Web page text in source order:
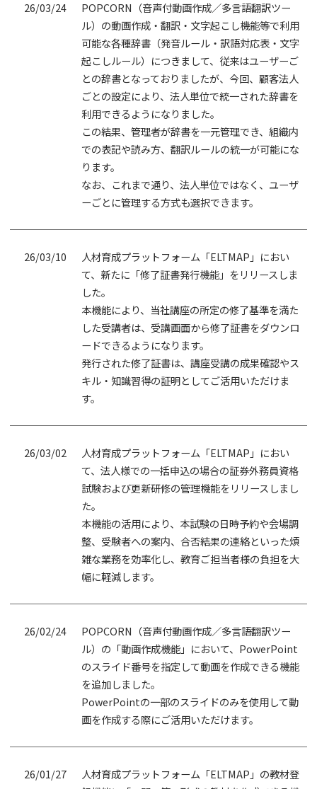
26/03/24
POPCORN（音声付動画作成／多言語翻訳ツー
ル）の動画作成・翻訳・文字起こし機能等で利用
可能な各種辞書（発音ルール・訳語対応表・文字
起こしルール）につきまして、従来はユーザーご
との辞書となっておりましたが、今回、顧客法人
ごとの設定により、法人単位で統一された辞書を
利用できるようになりました。
この結果、管理者が辞書を一元管理でき、組織内
での表記や読み方、翻訳ルールの統一が可能にな
ります。
なお、これまで通り、法人単位ではなく、ユーザ
ーごとに管理する方式も選択できます。
26/03/10
人材育成プラットフォーム「ELTMAP」におい
て、新たに「修了証書発行機能」をリリースしま
した。
本機能により、当社講座の所定の修了基準を満た
した受講者は、受講画面から修了証書をダウンロ
ードできるようになります。
発行された修了証書は、講座受講の成果確認やス
キル・知識習得の証明としてご活用いただけま
す。
26/03/02
人材育成プラットフォーム「ELTMAP」におい
て、法人様での一括申込の場合の証券外務員資格
試験および更新研修の管理機能をリリースしまし
た。
本機能の活用により、本試験の日時予約や会場調
整、受験者への案内、合否結果の連絡といった煩
雑な業務を効率化し、教育ご担当者様の負担を大
幅に軽減します。
26/02/24
POPCORN（音声付動画作成／多言語翻訳ツー
ル）の「動画作成機能」において、PowerPoint
のスライド番号を指定して動画を作成できる機能
を追加しました。
PowerPointの一部のスライドのみを使用して動
画を作成する際にご活用いただけます。
26/01/27
人材育成プラットフォーム「ELTMAP」の教材登